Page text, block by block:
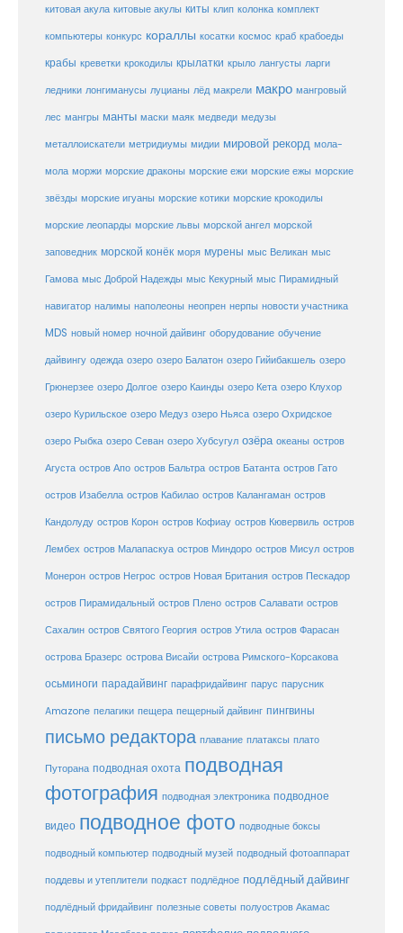
китовая акула китовые акулы киты клип колонка комплект
компьютеры конкурс кораллы косатки космос краб крабоеды
крабы креветки крокодилы крылатки крыло лангусты ларги
ледники лонгиманусы луцианы лёд макрели макро мангровый
лес мангры манты маски маяк медведи медузы
металлоискатели метридиумы мидии мировой рекорд мола-
мола моржи морские драконы морские ежи морские ежы морские
звёзды морские игуаны морские котики морские крокодилы
морские леопарды морские львы морской ангел морской
заповедник морской конёк моря мурены мыс Великан мыс
Гамова мыс Доброй Надежды мыс Кекурный мыс Пирамидный
навигатор налимы наполеоны неопрен нерпы новости участника
MDS новый номер ночной дайвинг оборудование обучение
дайвингу одежда озеро озеро Балатон озеро Гийибакшель озеро
Грюнерзее озеро Долгое озеро Каинды озеро Кета озеро Клухор
озеро Курильское озеро Медуз озеро Ньяса озеро Охридское
озеро Рыбка озеро Севан озеро Хубсугул озёра океаны остров
Агуста остров Апо остров Бальтра остров Батанта остров Гато
остров Изабелла остров Кабилао остров Калангаман остров
Кандолуду остров Корон остров Кофиау остров Кювервиль остров
Лембех остров Малапаскуа остров Миндоро остров Мисул остров
Монерон остров Негрос остров Новая Британия остров Пескадор
остров Пирамидальный остров Плено остров Салавати остров
Сахалин остров Святого Георгия остров Утила остров Фарасан
острова Бразерс острова Висайи острова Римского-Корсакова
осьминоги парадайвинг парафридайвинг парус парусник
Amazone пелагики пещера пещерный дайвинг пингвины
письмо редактора плавание платаксы плато
Путорана подводная охота подводная
фотография подводная электроника подводное
видео подводное фото подводные боксы
подводный компьютер подводный музей подводный фотоаппарат
поддевы и утеплители подкаст подлёдное подлёдный дайвинг
подлёдный фридайвинг полезные советы полуостров Акамас